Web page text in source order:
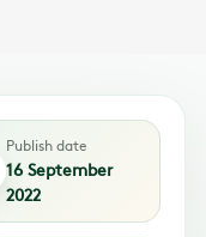
Publish date
16 September
2022